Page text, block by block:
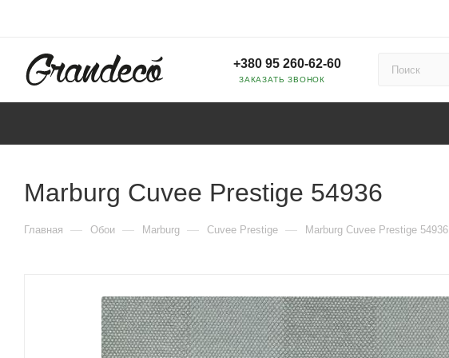
+380 95 260-62-60
ЗАКАЗАТЬ ЗВОНОК
Marburg Cuvee Prestige 54936
Главная — Обои — Marburg — Cuvee Prestige — Marburg Cuvee Prestige 54936